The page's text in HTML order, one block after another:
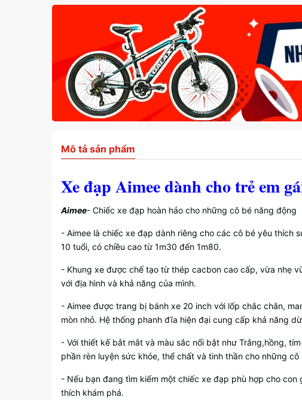
Mô tả sản phẩm
Xe đạp Aimee dành cho trẻ em
Aimee- Chiếc xe đạp hoàn hảo cho những cô bé năng động
- Aimee là chiếc xe đạp dành riêng cho các cô bé yêu thích
10 tuổi, có chiều cao từ 1m30 đến 1m80.
- Khung xe được chế tạo từ thép cacbon cao cấp, vừa nhẹ
với địa hình và khả năng của mình.
- Aimee được trang bị bánh xe 20 inch với lốp chắc chắn,
mòn nhỏ. Hệ thống phanh đĩa hiện đại cung cấp khả năng
- Với thiết kế bắt mắt và màu sắc nổi bật như Trắng,hồng,
phần rèn luyện sức khỏe, thể chất và tinh thần cho những
- Nếu bạn đang tìm kiếm một chiếc xe đạp phù hợp cho
thích khám phá.